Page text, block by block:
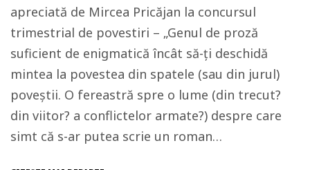
apreciată de Mircea Pricăjan la concursul
trimestrial de povestiri – „Genul de proză
suficient de enigmatică încât să-ți deschidă
mintea la povestea din spatele (sau din jurul)
poveștii. O fe­reastră spre o lume (din trecut?
din viitor? a conflictelor armate?) despre care
simt că s-ar putea scrie un roman…